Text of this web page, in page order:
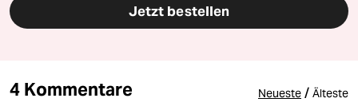
Jetzt bestellen
4 Kommentare Neueste / Älteste